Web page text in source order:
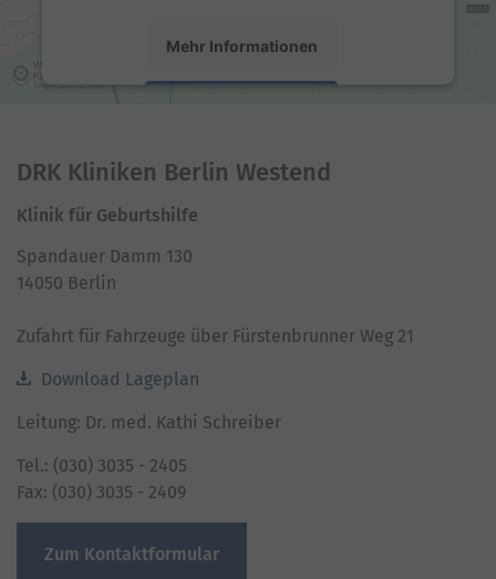
Mehr Informationen
Platform
DRK Kliniken Berlin Westend
Klinik für Geburtshilfe
Spandauer Damm 130
14050 Berlin
Zufahrt für Fahrzeuge über Fürstenbrunner Weg 21
Download Lageplan
Leitung: Dr. med. Kathi Schreiber
Tel.: (030) 3035 - 2405
Fax: (030) 3035 - 2409
Zum Kontaktformular